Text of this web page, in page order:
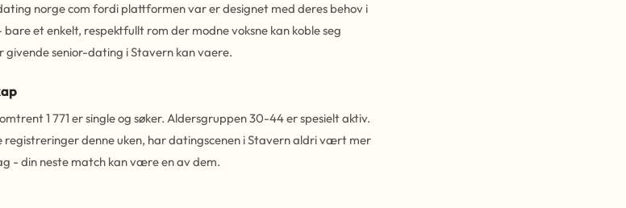
norge com fordi plattformen var er designet med deres behov i
et enkelt, respektfullt rom der modne voksne kan koble seg
senior-dating i Stavern kan vaere.
1 771 er single og søker. Aldersgruppen 30-44 er spesielt aktiv.
registreringer denne uken, har datingscenen i Stavern aldri vært mer
- din neste match kan være en av dem.